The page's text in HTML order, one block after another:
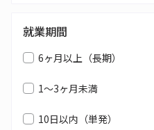
就業期間
6ヶ月以上（長期）
1～3ヶ月未満
10日以内（単発）